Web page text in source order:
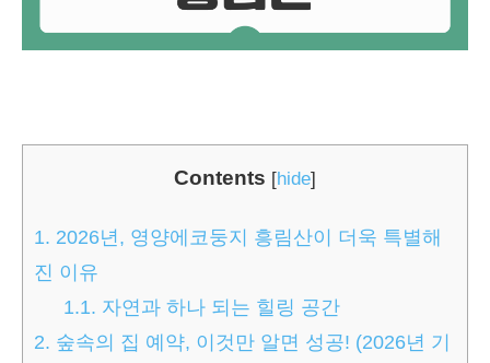
Contents [hide]
1. 2026년, 영양에코둥지 흥림산이 더욱 특별해
진 이유
1.1. 자연과 하나 되는 힐링 공간
2. 숲속의 집 예약, 이것만 알면 성공! (2026년 기